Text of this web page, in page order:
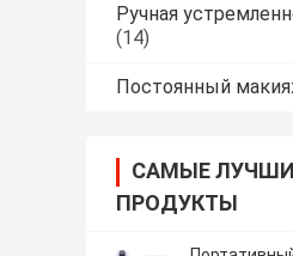
Ручная
(14)
Постоянный
САМЫЕ
ПРОДУКТЫ